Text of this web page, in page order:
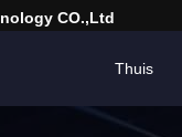
CO.,Ltd
Thuis